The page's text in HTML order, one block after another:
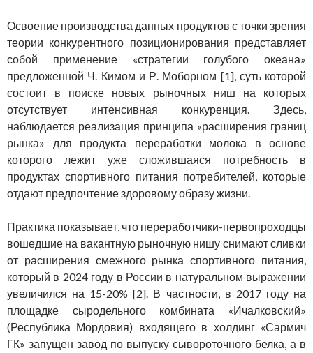
Освоение производства данных продуктов с точки зрения
теории конкурентного позиционирования представляет
собой применение «стратегии голубого океана»
предложенной Ч. Кимом и Р. Моборном [1], суть которой
состоит в поиске новых рыночных ниш на которых
отсутствует интенсивная конкуренция. Здесь,
наблюдается реализация принципа «расширения границ
рынка» для продукта переработки молока в основе
которого лежит уже сложившаяся потребность в
продуктах спортивного питания потребителей, которые
отдают предпочтение здоровому образу жизни.
Практика показывает, что переработчики-первопроходцы
вошедшие на вакантную рыночную нишу снимают сливки
от расширения смежного рынка спортивного питания,
который в 2024 году в России в натуральном выражении
увеличился на 15-20% [2]. В частности, в 2017 году на
площадке сыродельного комбината «Ичалковский»
(Республика Мордовия) входящего в холдинг «Сармич
ГК» запущен завод по выпуску сывороточного белка, а в